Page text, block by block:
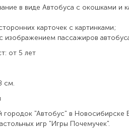
в виде Автобуса с окошками и
карточек с картинками;
пассажиров
от 5 лет
см.
"Автобус" в Новосибирске
игр "Игры Почемучек".